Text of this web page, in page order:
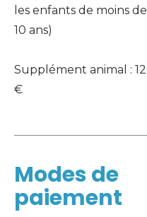
les enfants de moins de
10 ans)
Supplément animal : 12
€
Modes de
paiement